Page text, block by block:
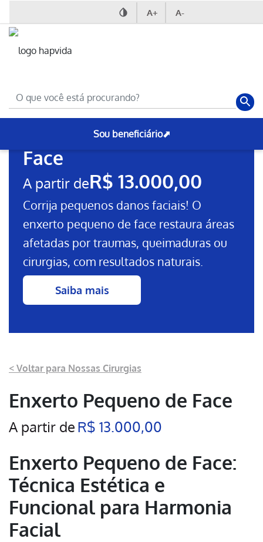
A+ A-
Sou beneficiário⬈
Nossas Cirurgias Cirurgia Plástica
Enxerto Pequeno de
Face
A partir deR$ 13.000,00
Corrija pequenos danos faciais! O
enxerto pequeno de face restaura áreas
afetadas por traumas, queimaduras ou
cirurgias, com resultados naturais.
Saiba mais
< Voltar para Nossas Cirurgias
Enxerto Pequeno de Face
A partir deR$ 13.000,00
Enxerto Pequeno de Face:
Técnica Estética e
Funcional para Harmonia
Facial